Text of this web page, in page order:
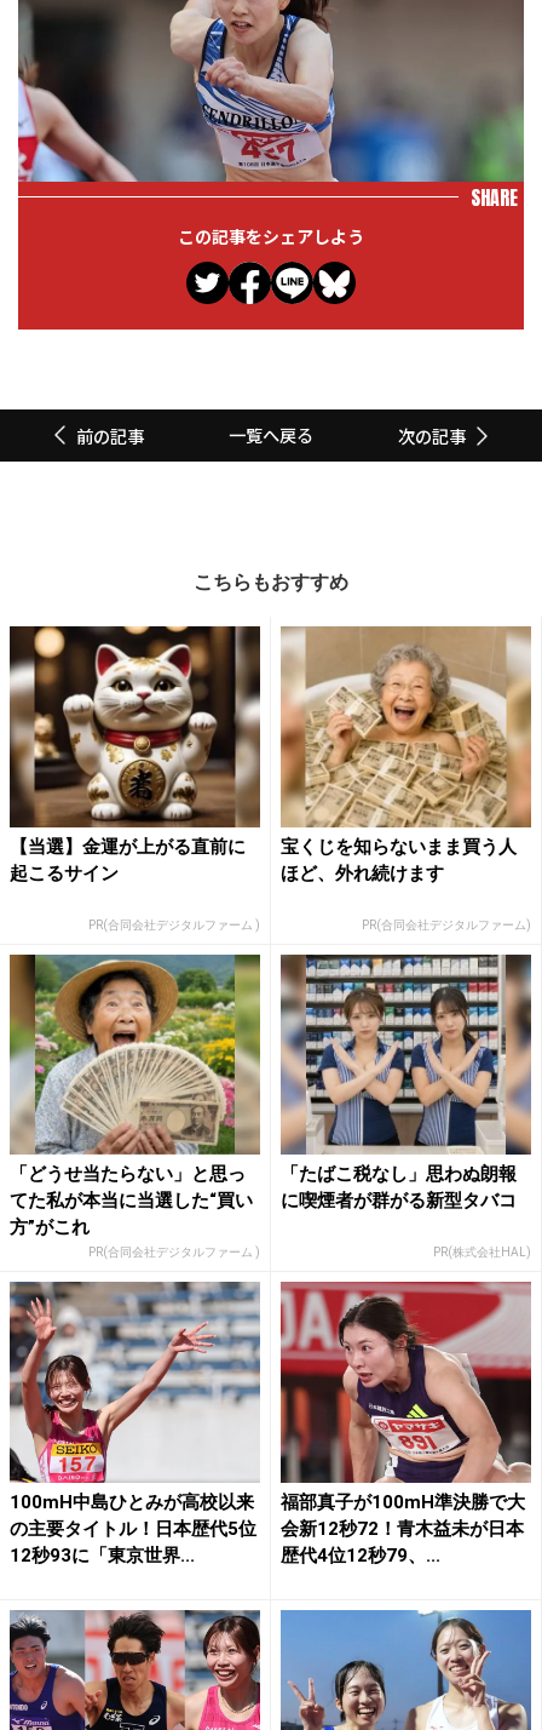
SHARE
この記事をシェアしよう
前の記事 一覧へ戻る 次の記事
こちらもおすすめ
【当選】金運が上がる直前に
起こるサイン
PR(合同会社デジタルファーム )
宝くじを知らないまま買う人
ほど、外れ続けます
PR(合同会社デジタルファーム)
「どうせ当たらない」と思っ
てた私が本当に当選した“買い
方”がこれ
PR(合同会社デジタルファーム )
「たばこ税なし」思わぬ朗報
に喫煙者が群がる新型タバコ
PR(株式会社HAL)
100mH中島ひとみが高校以来
の主要タイトル！日本歴代5位
12秒93に「東京世界...
福部真子が100mH準決勝で大
会新12秒72！青木益未が日本
歴代4位12秒79、...